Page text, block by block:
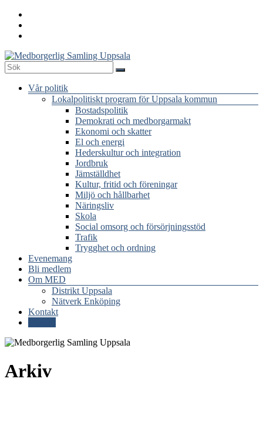
Hoppa
innehåll
Medborgerlig
Samling
Uppsala
Meny
Vår politik
Lokalpolitiskt program för Uppsala kommun
Bostadspolitik
Demokrati och medborgarmakt
Ekonomi och skatter
El och energi
Hederskultur och integration
Jordbruk
Jämställdhet
Kultur, fritid och föreningar
Miljö och hållbarhet
Näringsliv
Skola
Social omsorg och försörjningsstöd
Trafik
Trygghet och ordning
Evenemang
Bli medlem
Om MED
Distrikt Uppsala
Nätverk Enköping
Kontakt
Arkiv